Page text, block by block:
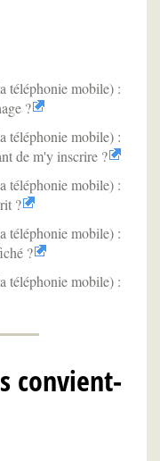
téléphonie mobile) :
?
téléphonie mobile) :
de m'y inscrire ?
téléphonie mobile) :
?
téléphonie mobile) :
?
téléphonie mobile) :
convient-